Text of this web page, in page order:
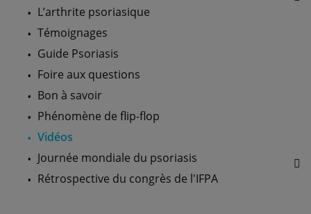
L’arthrite psoriasique
Témoignages
Guide Psoriasis
Foire aux questions
Bon à savoir
Phénomène de flip-flop
Vidéos
Journée mondiale du psoriasis
Rétrospective du congrès de l'IFPA